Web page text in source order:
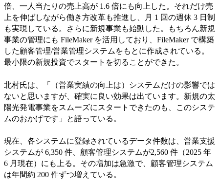
倍、一人当たりの売上高が 1.6 倍にも向上した。それだけ売
上を伸ばしながら働き方改革も推進し、月 1 回の週休 3 日制
も実現している。さらに新規事業も始動した。もちろん新規
事業の管理にも FileMaker を活用しており、FileMaker で構築
した顧客管理/営業管理システムをもとに作成されている。
最小限の新規投資でスタートを切ることができた。
北村氏は、「（営業実績の向上は）システムだけの影響では
ないと思いますが、確実に良い効果は出ています。新規の太
陽光発電事業をスムーズにスタートできたのも、このシステ
ムのおかげです」と語っている。
現在、各システムに登録されているデータ件数は、営業支援
システムが 6,350 件、顧客管理システムが2,560 件（2025 年
6 月現在）にも上る。その増加は急激で、顧客管理システム
は年間約 200 件ずつ増えている。